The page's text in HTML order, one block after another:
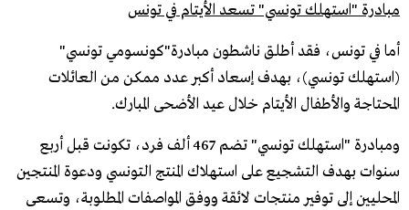
مبادرة "استهلك تونسي" تسعد الأيتام في تونس
أما في تونس، فقد أطلق ناشطون مبادرة"كونسومي تونسي"
(استهلك تونسي)، بهدف إسعاد أكبر عدد ممكن من العائلات
المحتاجة والأطفال الأيتام خلال عيد الأضحى المبارك.
ومبادرة "استهلك تونسي" تضم 467 ألف فرد، تكونت قبل أربع
سنوات بهدف التشجيع على استهلاك المنتج التونسي ودعوة المنتجين
المحليين إلى توفير منتجات لائقة ووفق المواصفات المطلوبة، وتسعى